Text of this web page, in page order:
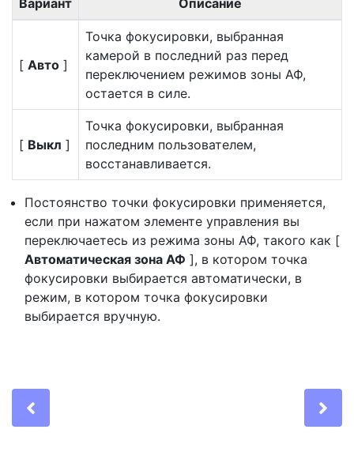
Вариант Описание
[ Авто ]
Точка фокусировки, выбранная
камерой в последний раз перед
переключением режимов зоны АФ,
остается в силе.
[ Выкл ]
Точка фокусировки, выбранная
последним пользователем,
восстанавливается.
Постоянство точки фокусировки применяется,
если при нажатом элементе управления вы
переключаетесь из режима зоны АФ, такого как [
Автоматическая зона АФ ], в котором точка
фокусировки выбирается автоматически, в
режим, в котором точка фокусировки
выбирается вручную.